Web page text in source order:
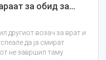
за обид за…
другиот возач за врат и
да ја смират
не завршил таму.